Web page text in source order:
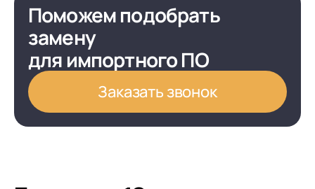
Поможем подобрать
замену
для импортного ПО
Заказать звонок